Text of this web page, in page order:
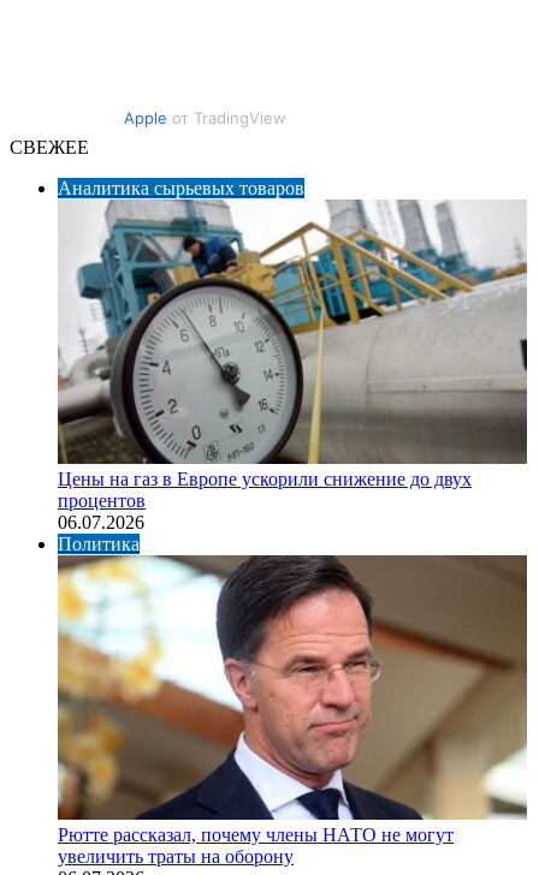
Apple от TradingView
СВЕЖЕЕ
Аналитика сырьевых товаров
Цены на газ в Европе ускорили снижение до двух
процентов
06.07.2026
Политика
Рютте рассказал, почему члены НАТО не могут
увеличить траты на оборону